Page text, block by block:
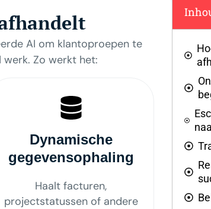
AI om klantoproepen te
Zo werkt het:
Dynamische
gegevensophaling
Haalt facturen,
projectstatussen of andere